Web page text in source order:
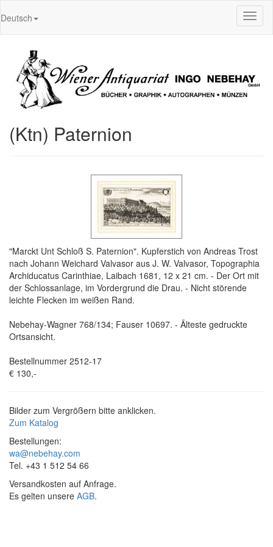
Deutsch
(Ktn) Paternion
"Marckt Unt Schloß S. Paternion". Kupferstich von Andreas Trost
nach Johann Weichard Valvasor aus J. W. Valvasor, Topographia
Archiducatus Carinthiae, Laibach 1681, 12 x 21 cm. - Der Ort mit
der Schlossanlage, im Vordergrund die Drau. - Nicht störende
leichte Flecken im weißen Rand.
Nebehay-Wagner 768/134; Fauser 10697. - Älteste gedruckte
Ortsansicht.
Bestellnummer 2512-17
€ 130,-
Bilder zum Vergrößern bitte anklicken.
Zum Katalog
Bestellungen:
wa@nebehay.com
Tel. +43 1 512 54 66
Versandkosten auf Anfrage.
Es gelten unsere AGB.